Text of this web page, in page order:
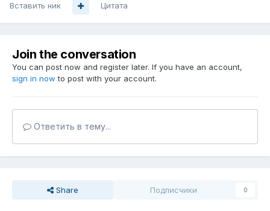
Вставить ник Цитата
Join the conversation
You can post now and register later. If you have an account,
sign in now to post with your account.
Ответить в тему...
Share Подписчики 0